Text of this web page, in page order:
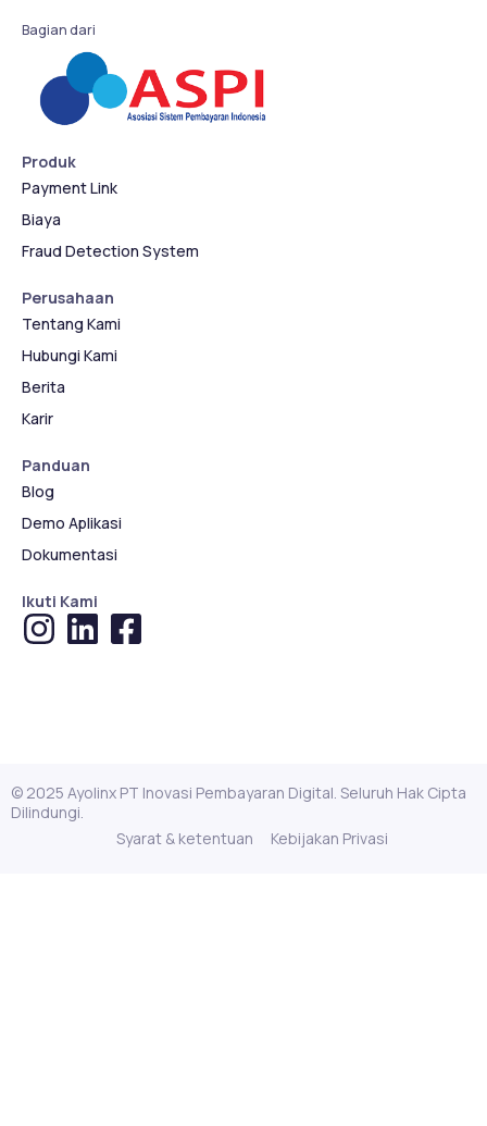
Bagian dari
Produk
Payment Link
Biaya
Fraud Detection System
Perusahaan
Tentang Kami
Hubungi Kami
Berita
Karir
Panduan
Blog
Demo Aplikasi
Dokumentasi
Ikuti Kami
© 2025 Ayolinx PT Inovasi Pembayaran Digital. Seluruh Hak Cipta
Dilindungi.
Syarat & ketentuan
Kebijakan Privasi